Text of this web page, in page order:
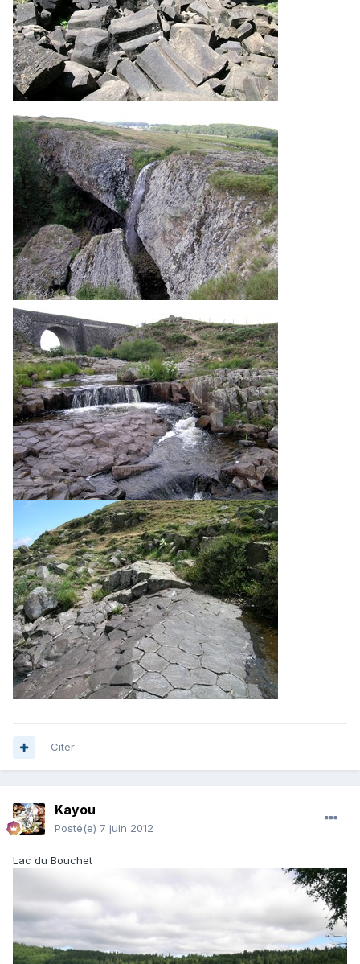
Citer
Kayou
Posté(e) 7 juin 2012
Lac du Bouchet